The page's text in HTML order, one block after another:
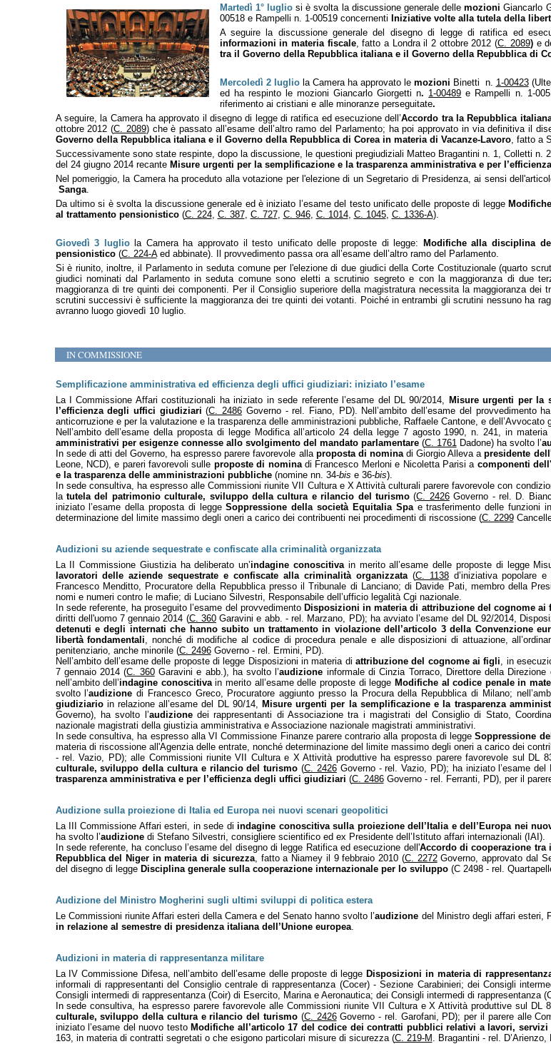
Martedì 1° lugliosi è svolta la discussione generale delle mozioni Giancarlo
00518 e Rampelli n. 1-00519 concernenti Iniziative volte alla tutela della
A seguire la discussione generale del disegno di legge di ratifica ed
informazioni in materia fiscale, fatto a Londra il 2 ottobre 2012 (C. 2089) e
tra il Governo della Repubblica italiana e il Governo della Repubblica di
Mercoledì 2 lugliola Camera ha approvato le mozioni Binetti n. 1-00423
ed ha respinto le mozioni Giancarlo Giorgetti n. 1-00489 e Rampelli n. 1-
riferimento ai cristiani e alle minoranze perseguitate.
A seguire, la Camera ha approvato il disegno di legge di ratifica ed esecuzione dell’Accordo tra la Repubblica
ottobre 2012 (C. 2089) che è passato all’esame dell’altro ramo del Parlamento; ha poi approvato in via definitiva il
Governo della Repubblica italiana e il Governo della Repubblica di Corea in materia di Vacanze-Lavoro, fatto a
Successivamente sono state respinte, dopo la discussione, le questioni pregiudiziali Matteo Bragantini n. 1, Colletti
del 24 giugno 2014 recanteMisure urgenti per la semplificazione e la trasparenza amministrativa e per
Nel pomeriggio, la Camera ha proceduto alla votazione per l'elezione di un Segretario di Presidenza, ai sensi
Sanga.
Da ultimo si è svolta la discussione generale ed è iniziato l’esame del testo unificato delle proposte di legge
al trattamento pensionistico(C. 224, C. 387, C. 727, C. 946, C. 1014, C. 1045, C. 1336-A).
Giovedì 3 lugliola Camera ha approvato il testo unificato delle proposte di legge: Modifiche alla disciplina
pensionistico (C. 224-Aed abbinate). Il provvedimento passa ora all’esame dell’altro ramo del Parlamento.
Si è riunito, inoltre, il Parlamento in seduta comune per l'elezione di due giudici della Corte Costituzionale (quarto
giudici nominati dal Parlamento in seduta comune sono eletti a scrutinio segreto e con la maggioranza di due
maggioranza di tre quinti dei componenti. Per il Consiglio superiore della magistratura necessita la maggioranza
scrutini successivi è sufficiente la maggioranza dei tre quinti dei votanti. Poiché in entrambi gli scrutini nessuno ha
avranno luogo giovedì 10 luglio.
IN COMMISSIONE
Semplificazione amministrativa ed efficienza degli uffici giudiziari: iniziato l’esame
La I Commissione Affari costituzionali ha iniziato in sede referente l’esame del DL 90/2014, Misure urgenti per la
l’efficienza degli uffici giudiziari (C. 2486 Governo - rel. Fiano, PD). Nell’ambito dell’esame del provvedimento
anticorruzione e per la valutazione e la trasparenza delle amministrazioni pubbliche, Raffaele Cantone, e
Nell’ambito dell’esame della proposta di legge Modifica all’articolo 24 della legge 7 agosto 1990, n. 241, in
amministrativi per esigenze connesse allo svolgimento del mandato parlamentare (C. 1761Dadone) ha svolto l’
In sede di atti del Governo, ha espresso parere favorevole alla proposta di nominadi Giorgio Alleva apresidente
Leone, NCD), e pareri favorevoli sulle proposte di nominadi Francesco Merloni e Nicoletta Parisi a componenti
e la trasparenza delle amministrazioni pubbliche(nomine nn. 34-bis e 36-bis).
In sede consultiva, ha espresso alle Commissioni riunite VII Cultura e X Attività culturali parere favorevole con
la tutela del patrimonio culturale, sviluppo della cultura e rilancio del turismo (C. 2426Governo - rel. D.
iniziato l’esame della proposta di leggeSoppressione della società Equitalia Spae trasferimento delle funzioni
determinazione del limite massimo degli oneri a carico dei contribuenti nei procedimenti di riscossione (C. 2299
Audizioni su aziende sequestrate e confiscate alla criminalità organizzata
La II Commissione Giustizia ha deliberato un’indagine conoscitivain merito all’esame delle proposte di legge
lavoratori delle aziende sequestrate e confiscate alla criminalità organizzata(C. 1138d’iniziativa popolare
Francesco Menditto, Procuratore della Repubblica presso il Tribunale di Lanciano; di Davide Pati, membro della
nomi e numeri contro le mafie; di Luciano Silvestri, Responsabile dell’ufficio legalità Cgi nazionale.
In sede referente, ha proseguito l’esame del provvedimento Disposizioni in materia di attribuzione del cognome ai
diritti dell'uomo 7 gennaio 2014 (C. 360Garavini e abb. - rel. Marzano, PD); ha avviato l’esame del DL 92/2014,
detenuti e degli internati che hanno subito un trattamento in violazione dell’articolo 3 della Convenzione
libertà fondamentali, nonché di modifiche al codice di procedura penale e alle disposizioni di attuazione,
penitenziario, anche minorile (C. 2496Governo - rel. Ermini, PD).
Nell’ambito dell’esame delle proposte di legge Disposizioni in materia di attribuzione del cognome ai figli, in
7 gennaio 2014 (C. 360Garavini e abb.), ha svolto l’audizione informale di Cinzia Torraco, Direttore della
nell’ambito dell’indagine conoscitivain merito all’esame delle proposte di legge Modifiche al codice penale in
svolto l’audizione di Francesco Greco, Procuratore aggiunto presso la Procura della Repubblica di Milano;
giudiziarioin relazione all’esame del DL 90/14, Misure urgenti per la semplificazione e la trasparenza
Governo), ha svolto l’audizionedei rappresentanti di Associazione tra i magistrati del Consiglio di Stato,
nazionale magistrati della giustizia amministrativa e Associazione nazionale magistrati amministrativi.
In sede consultiva, ha espresso alla VI Commissione Finanze parere contrario alla proposta di leggeSoppressione
materia di riscossione all'Agenzia delle entrate, nonché determinazione del limite massimo degli oneri a carico dei
- rel. Vazio, PD); alle Commissioni riunite VII Cultura e X Attività produttive ha espresso parere favorevole sul DL
culturale, sviluppo della cultura e rilancio del turismo (C. 2426Governo - rel. Vazio, PD); ha iniziato l’esame del
trasparenza amministrativa e per l’efficienza degli uffici giudiziari (C. 2486Governo - rel. Ferranti, PD), per il
Audizione sulla proiezione di Italia ed Europa nei nuovi scenari geopolitici
La III Commissione Affari esteri, in sede diindagine conoscitiva sulla proiezione dell’Italia e dell’Europa nei
ha svolto l’audizionedi Stefano Silvestri, consigliere scientifico ed ex Presidente dell’Istituto affari internazionali (IAI).
In sede referente, ha concluso l’esame del disegno di legge Ratifica ed esecuzione dell'Accordo di cooperazione tra
Repubblica del Niger in materia di sicurezza, fatto a Niamey il 9 febbraio 2010 (C. 2272Governo, approvato dal
del disegno di legge Disciplina generale sulla cooperazione internazionale per lo sviluppo(C 2498 - rel.
Audizione del Ministro Mogherini sugli ultimi sviluppi di politica estera
Le Commissioni riunite Affari esteri della Camera e del Senato hanno svolto l’audizione del Ministro degli affari esteri,
in relazione al semestre di presidenza italiana dell’Unione europea.
Audizioni in materia di rappresentanza militare
La IV Commissione Difesa, nell’ambito dell’esame delle proposte di legge Disposizioni in materia di
informali di rappresentanti del Consiglio centrale di rappresentanza (Cocer) - Sezione Carabinieri; dei Consigli
Consigli intermedi di rappresentanza (Coir) di Esercito, Marina e Aeronautica; dei Consigli intermedi di rappresentanza
In sede consultiva, ha espresso parere favorevole alle Commissioni riunite VII Cultura e X Attività produttive sul DL
culturale, sviluppo della cultura e rilancio del turismo(C. 2426Governo - rel. Garofani, PD); per il parere alle
iniziato l’esame del nuovo testo Modifiche all’articolo 17 del codice dei contratti pubblici relativi a lavori, servizi
163, in materia di contratti segretati o che esigono particolari misure di sicurezza (C. 219-M . Bragantini - rel. D’Arienzo,